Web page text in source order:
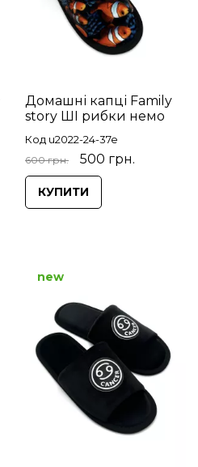
Домашні капці Family
story ШІ рибки немо
Код u2022-24-37e
600 грн. 500 грн.
КУПИТИ
new